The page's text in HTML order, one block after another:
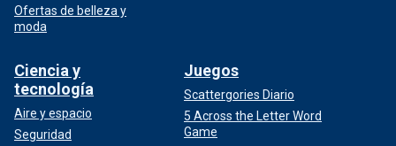
Ofertas de belleza y
moda
Ciencia y
tecnología
Aire y espacio
Seguridad
Juegos
Scattergories Diario
5 Across the Letter Word
Game